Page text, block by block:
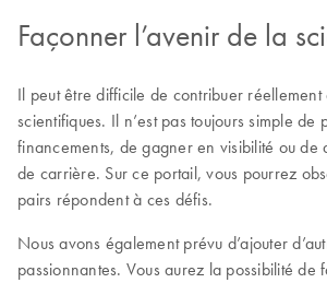
Façonner l’avenir de la
Il peut être difficile de contribuer réellement
scientifiques. Il n’est pas toujours simple de
financements, de gagner en visibilité ou de
de carrière. Sur ce portail, vous pourrez
pairs répondent à ces défis.
Nous avons également prévu d’ajouter
passionnantes. Vous aurez la possibilité de